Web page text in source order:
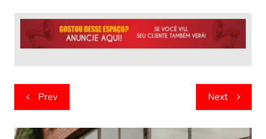
Navegação
de
artigos
Prev Next